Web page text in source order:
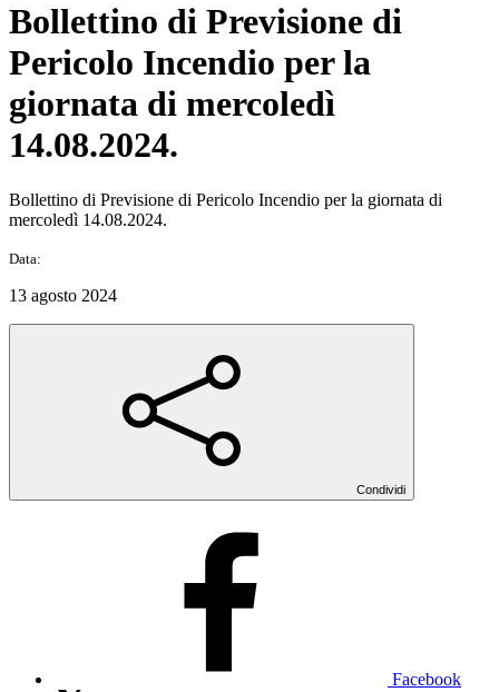
Bollettino di Previsione di
Pericolo Incendio per la
giornata di mercoledì
14.08.2024.
Bollettino di Previsione di Pericolo Incendio per la giornata di
mercoledì 14.08.2024.
Data:
13 agosto 2024
Condividi
Facebook